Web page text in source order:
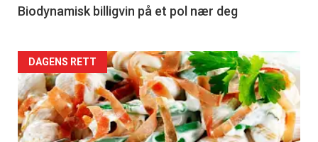
4
Biodynamisk billigvin på et pol nær deg
Forsiden
akkurat
nå
DAGENS RETT